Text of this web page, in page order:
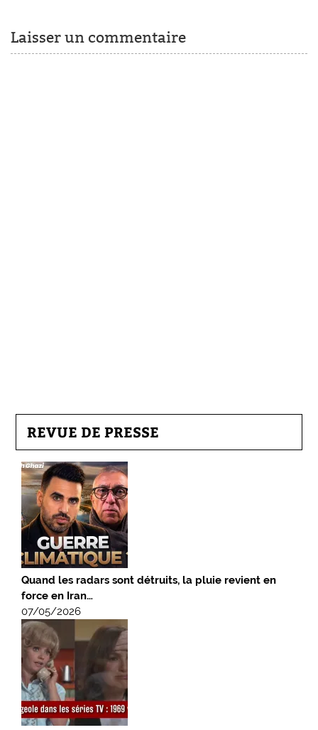
Laisser un commentaire
REVUE DE PRESSE
Quand les radars sont détruits, la pluie revient en
force en Iran…
07/05/2026